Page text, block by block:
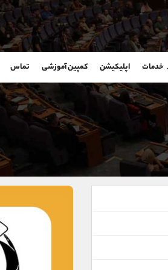
خدمات اپلیکیشن کمپین آموزشی تماس
شروع گفتگو
@Armteam_admin_33
118
واتساپ
تلگرام